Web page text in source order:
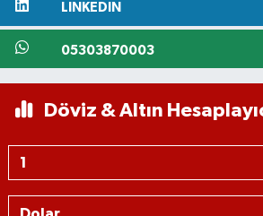
LINKEDIN
05303870003
Döviz & Altın